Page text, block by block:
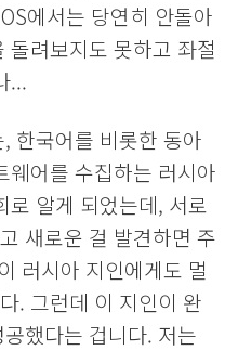
에서는 당연히 안돌아
돌려보지도 못하고 좌절
...
한국어를 비롯한 동아
웨어를 수집하는 러시아
로 알게 되었는데, 서로
새로운 걸 발견하면 주
러시아 지인에게도 멀
. 그런데 이 지인이 완
했다는 겁니다. 저는